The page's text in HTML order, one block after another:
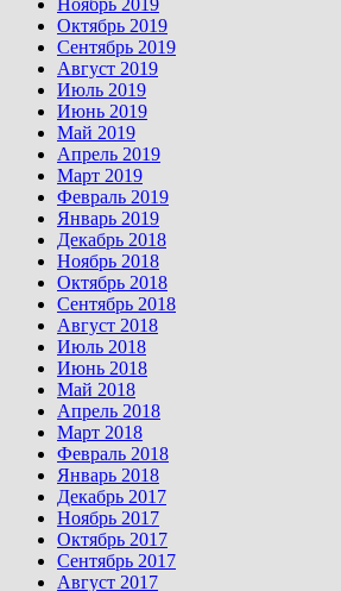
Ноябрь 2019
Октябрь 2019
Сентябрь 2019
Август 2019
Июль 2019
Июнь 2019
Май 2019
Апрель 2019
Март 2019
Февраль 2019
Январь 2019
Декабрь 2018
Ноябрь 2018
Октябрь 2018
Сентябрь 2018
Август 2018
Июль 2018
Июнь 2018
Май 2018
Апрель 2018
Март 2018
Февраль 2018
Январь 2018
Декабрь 2017
Ноябрь 2017
Октябрь 2017
Сентябрь 2017
Август 2017